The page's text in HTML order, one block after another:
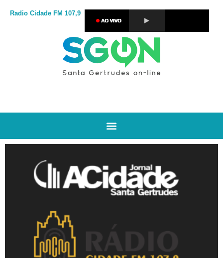
Radio Cidade FM 107,9